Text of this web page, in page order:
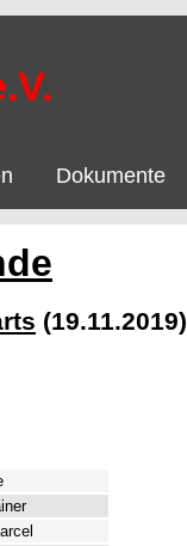
Dokumente
(19.11.2019)